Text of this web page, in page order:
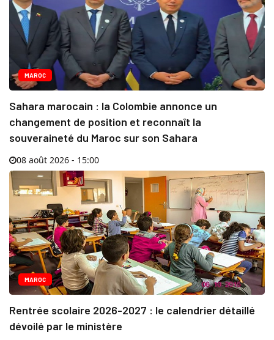
MAROC
Sahara marocain : la Colombie annonce un
changement de position et reconnaît la
souveraineté du Maroc sur son Sahara
08 août 2026 - 15:00
MAROC
Rentrée scolaire 2026-2027 : le calendrier détaillé
dévoilé par le ministère